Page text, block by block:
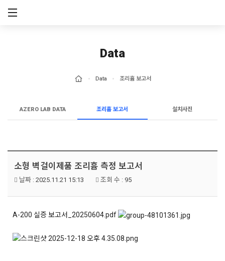
Data 조리흄 보고서
Data
AZERO LAB DATA 조리흄 보고서 설치사진
소형 벽걸이제품 조리흄 측정 보고서
날짜 : 2025.11.21 15:13 조회 수 : 95
A-200 실증 보고서_20250604.pdf